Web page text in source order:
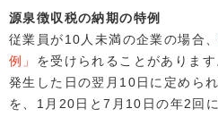
源泉徴収税の納期の特例
従業員が10人未満の企業の場合
例」 を受けられることがありま
発生した日の翌月10日に定めら
を、1月20日と7月10日の年2回